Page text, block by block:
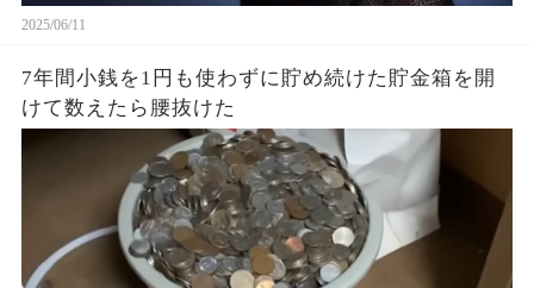
2025/06/11
7年間小銭を1円も使わずに貯め続けた貯金箱を開
けて数えたら腰抜けた